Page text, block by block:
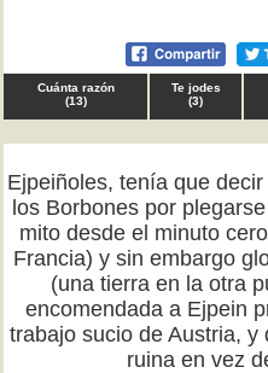
Cuánta razón
(13)
Te jodes
(3)
Ejpeiñoles, tenía que
los Borbones por
mito desde el minuto
Francia) y sin embargo
(una tierra en la otra
encomendada a Ejpein
trabajo sucio de Austria,
ruina en vez